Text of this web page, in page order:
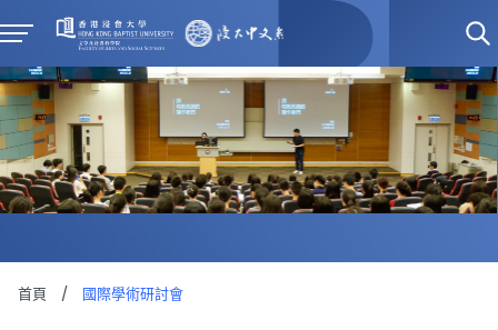
首頁 / 國際學術研討會